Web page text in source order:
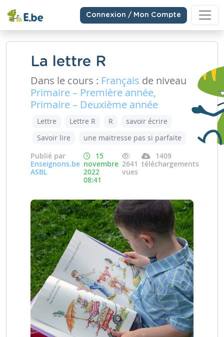
Connexion / Mon Compte
La lettre R
Dans le cours : Français de niveau
Primaire – Première année,
Primaire – Deuxième année
Lettre Lettre R R
savoir écrire
Savoir lire
une maitresse pas si parfaite
Publié par
Enseignons.be
ASBL
15
novembre
2022
08:41
2641
vues
1409
téléchargements